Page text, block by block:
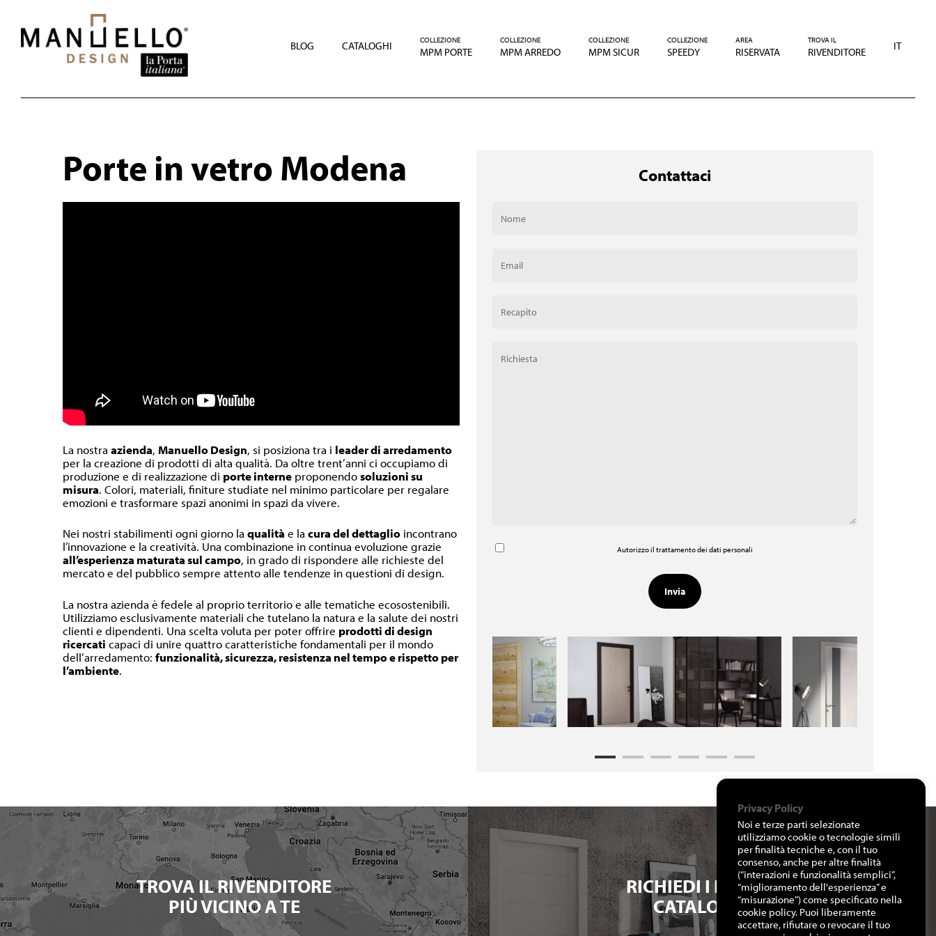
main
content
BLOG CATALOGHI COLLEZIONE
MPM PORTE
COLLEZIONE
MPM ARREDO
COLLEZIONE
MPM SICUR
COLLEZIONE
SPEEDY
AREA
RISERVATA
TROVA IL
RIVENDITORE IT
Porte in vetro Modena
La nostraazienda, Manuello Design, si posiziona tra i leader di arredamento
per la creazione di prodotti di alta qualità. Da oltre trent’anni ci occupiamo di
produzione e di realizzazione di porte interne proponendosoluzioni su
misura. Colori, materiali, finiture studiate nel minimo particolare per regalare
emozioni e trasformare spazi anonimi in spazi da vivere.
Nei nostri stabilimenti ogni giorno laqualità e lacura del dettaglio incontrano
l’innovazione e la creatività. Una combinazione in continua evoluzione grazie
all’esperienza maturata sul campo, in grado di rispondere alle richieste del
mercato e del pubblico sempre attento alle tendenze in questioni di design.
La nostra azienda è fedele al proprio territorio e alle tematiche ecosostenibili.
Utilizziamo esclusivamente materiali che tutelano la natura e la salute dei nostri
clienti e dipendenti. Una scelta voluta per poter offrire prodotti di design
ricercati capaci di unire quattro caratteristiche fondamentali per il mondo
dell’arredamento:funzionalità, sicurezza, resistenza nel tempo e rispetto per
l’ambiente.
Contattaci
Autorizzo il trattamento dei dati personali
TROVA IL RIVENDITORE
PIÙ VICINO A TE
RICHIEDI I NOSTRI
CATALOGHI
Privacy Policy
Noi e terze parti selezionate
utilizziamo cookie o tecnologie simili
per finalità tecniche e, con il tuo
consenso, anche per altre finalità
(“interazioni e funzionalità semplici”,
“miglioramento dell'esperienza” e
“misurazione”) come specificato nella
cookie policy. Puoi liberamente
accettare, rifiutare o revocare il tuo